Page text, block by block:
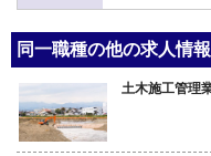
同一職種の他の求人情報
土木施工管理